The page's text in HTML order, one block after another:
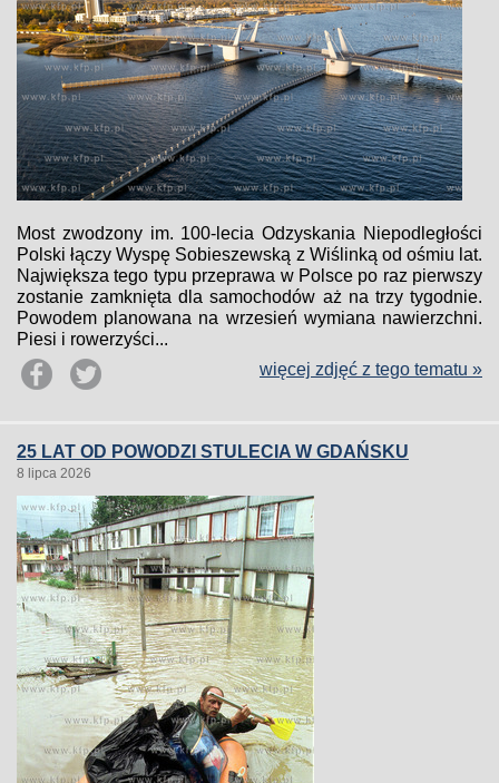
Most zwodzony im. 100-lecia Odzyskania Niepodległości
Polski łączy Wyspę Sobieszewską z Wiślinką od ośmiu lat.
Największa tego typu przeprawa w Polsce po raz pierwszy
zostanie zamknięta dla samochodów aż na trzy tygodnie.
Powodem planowana na wrzesień wymiana nawierzchni.
Piesi i rowerzyści...
więcej zdjęć z tego tematu »
25 LAT OD POWODZI STULECIA W GDAŃSKU
8 lipca 2026